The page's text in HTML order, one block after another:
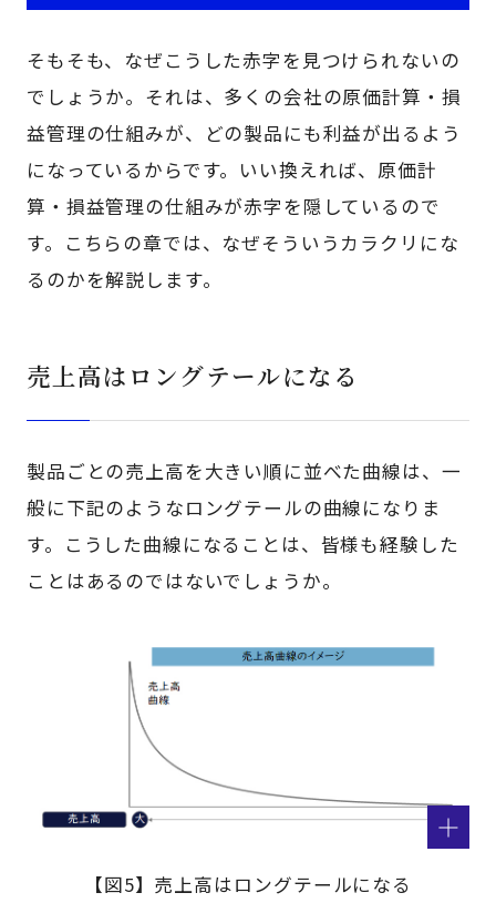
そもそも、なぜこうした赤字を見つけられないの
でしょうか。それは、多くの会社の原価計算・損
益管理の仕組みが、どの製品にも利益が出るよう
になっているからです。いい換えれば、原価計
算・損益管理の仕組みが赤字を隠しているので
す。こちらの章では、なぜそういうカラクリにな
るのかを解説します。
売上高はロングテールになる
製品ごとの売上高を大きい順に並べた曲線は、一
般に下記のようなロングテールの曲線になりま
す。こうした曲線になることは、皆様も経験した
ことはあるのではないでしょうか。
【図5】売上高はロングテールになる